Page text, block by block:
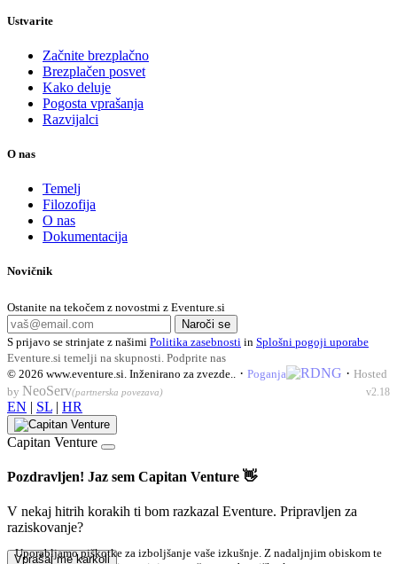
Ustvarite
Začnite brezplačno
Brezplačen posvet
Kako deluje
Pogosta vprašanja
Razvijalci
O nas
Temelj
Filozofija
O nas
Dokumentacija
Novičnik
Ostanite na tekočem z novostmi z Eventure.si
Naroči se
S prijavo se strinjate z našimi Politika zasebnosti in Splošni pogoji uporabe
Eventure.si temelji na skupnosti. Podprite nas
© 2026 www.eventure.si Inženirano za zvezde. · Poganja · Hosted
by NeoServ(partnerska povezava) v2.18
EN | SL | HR
Capitan Venture
Pozdravljen! Jaz sem Capitan Venture 👋
V nekaj hitrih korakih ti bom razkazal Eventure. Pripravljen za
raziskovanje?
Vprašaj me karkoli
Uporabljamo piškotke za izboljšanje vaše izkušnje. Z nadaljnjim obiskom te